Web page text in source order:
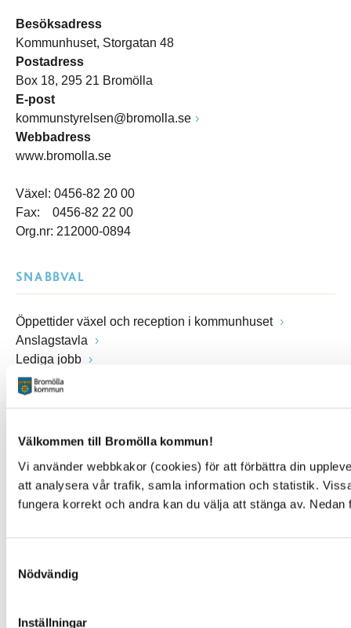
Välkommen till Bromölla kommun!
Vi använder webbkakor (cookies) för att förbättra din
att analysera vår trafik, samla information och statistik.
fungera korrekt och andra kan du välja att stänga av. Nedan
Nödvändig
Inställningar
Besöksadress
Kommunhuset, Storgatan 48
Postadress
Box 18, 295 21 Bromölla
E-post
kommunstyrelsen@bromolla.se
Webbadress
www.bromolla.se
Växel: 0456-82 20 00
Fax: 0456-82 22 00
Org.nr: 212000-0894
SNABBVAL
Öppettider växel och reception i kommunhuset
Anslagstavla
Lediga jobb
Felanmälan
Visselblåsarfunktion
E-tjänster
Kulturpunkten
Simhallen
Pressrum
You Tube